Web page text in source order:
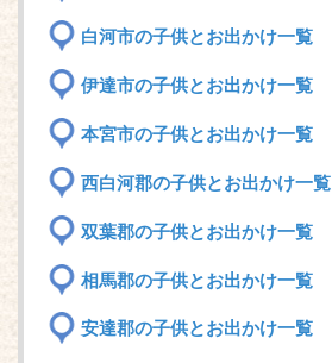
白河市の子供とお出かけ一覧
伊達市の子供とお出かけ一覧
本宮市の子供とお出かけ一覧
西白河郡の子供とお出かけ一覧
双葉郡の子供とお出かけ一覧
相馬郡の子供とお出かけ一覧
安達郡の子供とお出かけ一覧